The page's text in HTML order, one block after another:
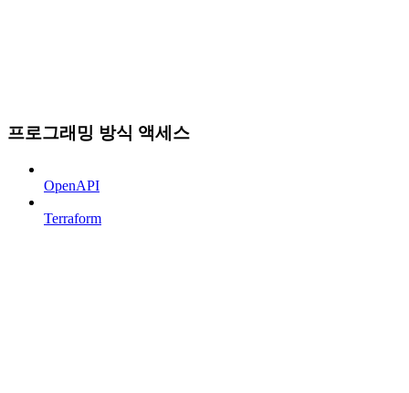
프로그래밍 방식 액세스
OpenAPI
Terraform